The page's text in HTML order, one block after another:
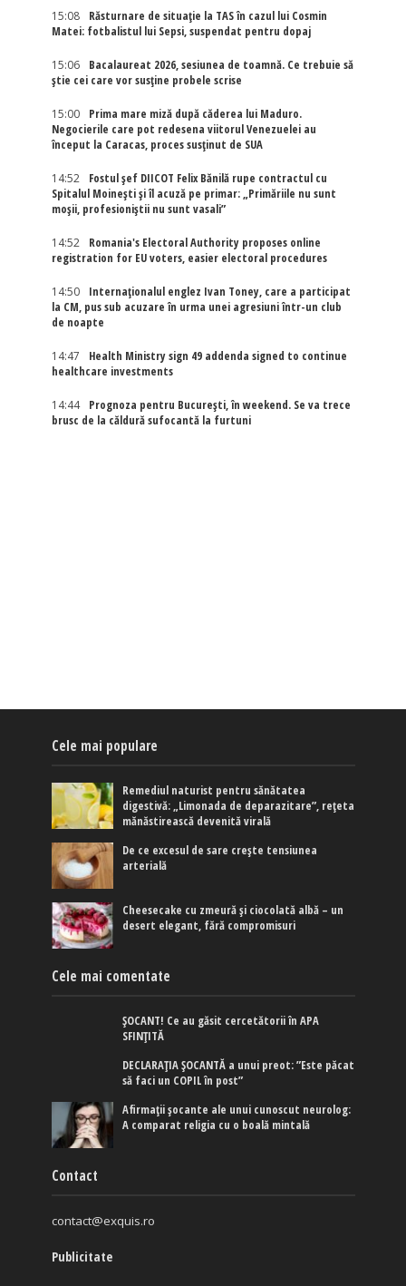
15:08
Răsturnare de situație la TAS în cazul lui Cosmin
Matei: fotbalistul lui Sepsi, suspendat pentru dopaj
15:06
Bacalaureat 2026, sesiunea de toamnă. Ce trebuie să
știe cei care vor susține probele scrise
15:00
Prima mare miză după căderea lui Maduro.
Negocierile care pot redesena viitorul Venezuelei au
început la Caracas, proces susținut de SUA
14:52
Fostul șef DIICOT Felix Bănilă rupe contractul cu
Spitalul Moinești și îl acuză pe primar: „Primăriile nu sunt
moșii, profesioniștii nu sunt vasali”
14:52
Romania's Electoral Authority proposes online
registration for EU voters, easier electoral procedures
14:50
Internaţionalul englez Ivan Toney, care a participat
la CM, pus sub acuzare în urma unei agresiuni într-un club
de noapte
14:47
Health Ministry sign 49 addenda signed to continue
healthcare investments
14:44
Prognoza pentru București, în weekend. Se va trece
brusc de la căldură sufocantă la furtuni
Cele mai populare
Remediul naturist pentru sănătatea
digestivă: „Limonada de deparazitare”, rețeta
mănăstirească devenită virală
De ce excesul de sare crește tensiunea
arterială
Cheesecake cu zmeură și ciocolată albă – un
desert elegant, fără compromisuri
Cele mai comentate
ȘOCANT! Ce au găsit cercetătorii în APA
SFINȚITĂ
DECLARAȚIA ȘOCANTĂ a unui preot: ”Este păcat
să faci un COPIL în post”
Afirmaţii şocante ale unui cunoscut neurolog:
A comparat religia cu o boală mintală
Contact
contact@exquis.ro
Publicitate